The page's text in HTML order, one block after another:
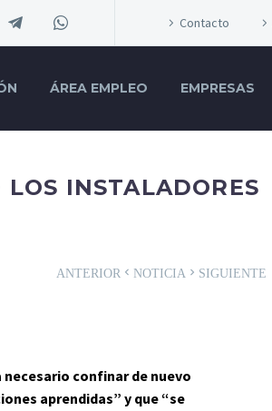
Contacto
ÁREA EMPLEO EMPRESAS
INSTALADORES
ANTERIOR NOTICIASIGUIENTE
necesario confinar de nuevo
aprendidas” y que “se